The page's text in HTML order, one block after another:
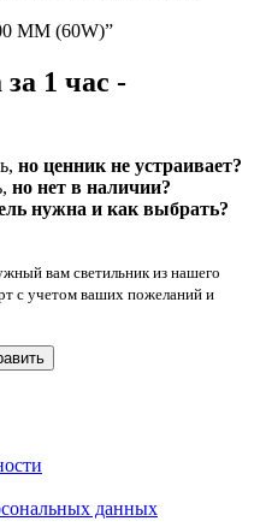
ММ (60W)”
1 час -
но ценник не устраивает?
но нет в наличии?
нужна и как выбрать?
вам светильник из нашего
с учетом ваших пожеланий и
данных